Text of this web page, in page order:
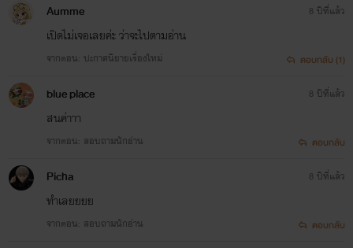
Aumme
เปิดไม่เจอเลยค่ะ ว่าจะไปตามอ่าน
จากตอน: ปะกาศนิยายเรื่องใหม่
8 ปีที่แล้ว
ตอบกลับ (1)
blue place
สนค่าาา
จากตอน: สอบถามนักอ่าน
8 ปีที่แล้ว
ตอบกลับ
Picha
ทำเลยยยย
จากตอน: สอบถามนักอ่าน
8 ปีที่แล้ว
ตอบกลับ